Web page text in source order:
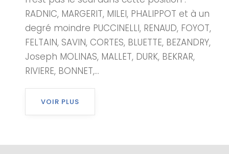
RADNIC, MARGERIT, MILEI, PHALIPPOT et à un
degré moindre PUCCINELLI, RENAUD, FOYOT,
FELTAIN, SAVIN, CORTES, BLUETTE, BEZANDRY,
Joseph MOLINAS, MALLET, DURK, BEKRAR,
RIVIERE, BONNET,...
VOIR PLUS